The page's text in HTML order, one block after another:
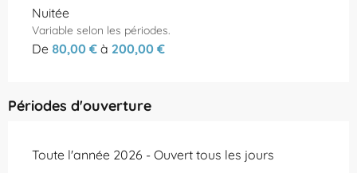
Tarifs 2026
Nuitée
Variable selon les périodes.
De 80,00 € à 200,00 €
Périodes d'ouverture
Toute l'année 2026 - Ouvert tous les jours